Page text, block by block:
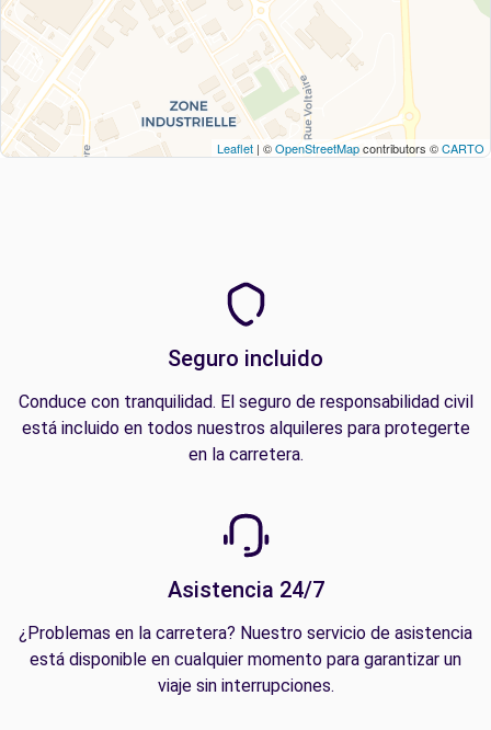
Leaflet | ©OpenStreetMapcontributors ©CARTO
Seguro incluido
Conduce con tranquilidad. El seguro de responsabilidad civil
está incluido en todos nuestros alquileres para protegerte
en la carretera.
Asistencia 24/7
¿Problemas en la carretera? Nuestro servicio de asistencia
está disponible en cualquier momento para garantizar un
viaje sin interrupciones.